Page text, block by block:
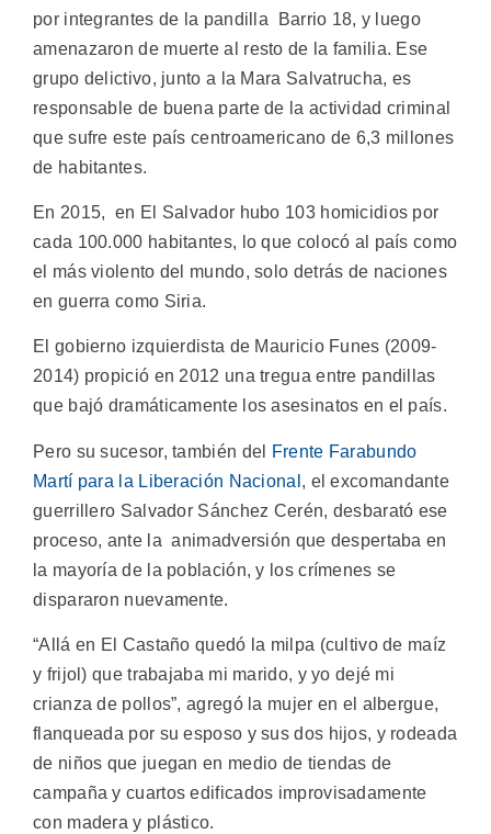
por integrantes de la pandilla Barrio 18, y luego
amenazaron de muerte al resto de la familia. Ese
grupo delictivo, junto a la Mara Salvatrucha, es
responsable de buena parte de la actividad criminal
que sufre este país centroamericano de 6,3 millones
de habitantes.
En 2015, en El Salvador hubo 103 homicidios por
cada 100.000 habitantes, lo que colocó al país como
el más violento del mundo, solo detrás de naciones
en guerra como Siria.
El gobierno izquierdista de Mauricio Funes (2009-
2014) propició en 2012 una tregua entre pandillas
que bajó dramáticamente los asesinatos en el país.
Pero su sucesor, también del
Frente Farabundo
Martí para la Liberación Nacional , el excomandante
guerrillero Salvador Sánchez Cerén, desbarató ese
proceso, ante la animadversión que despertaba en
la mayoría de la población, y los crímenes se
dispararon nuevamente.
“Allá en El Castaño quedó la milpa (cultivo de maíz
y frijol) que trabajaba mi marido, y yo dejé mi
crianza de pollos”, agregó la mujer en el albergue,
flanqueada por su esposo y sus dos hijos, y rodeada
de niños que juegan en medio de tiendas de
campaña y cuartos edificados improvisadamente
con madera y plástico.